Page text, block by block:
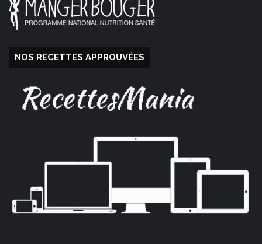
NOS RECETTES APPROUVÉES